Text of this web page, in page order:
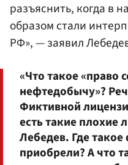
разъяснить, когда в
образом стали
РФ», — заявил
«Что такое «право
нефтедобычу»?
Фиктивной
есть такие
Лебедев. Где
приобрели? А что